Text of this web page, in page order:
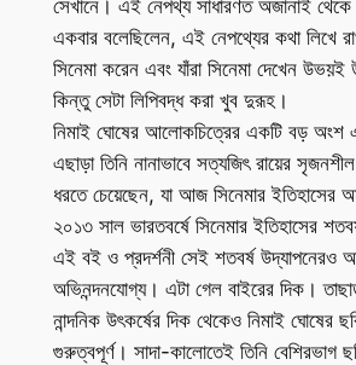
সেখানে। এই নেপথ্য সাধারণত অজানাই থেকে
একবার বলেছিলেন, এই নেপথ্যের কথা লিখে
সিনেমা করেন এবং যাঁরা সিনেমা দেখেন
কিন্তু সেটা লিপিবদ্ধ করা খুব দুরূহ।
নিমাই ঘোষের আলোকচিত্রের একটি বড় অংশ
এছাড়া তিনি নানাভাবে সত্যজিৎ রায়ের
ধরতে চেয়েছেন, যা আজ সিনেমার
২০১৩ সাল ভারতবর্ষে সিনেমার ইতিহাসের
এই বই ও প্রদর্শনী সেই শতবর্ষ উদ্যাপনেরও
অভিনন্দনযোগ্য। এটা গেল বাইরের দিক।
নান্দনিক উৎকর্ষের দিক থেকেও নিমাই ঘোষের
গুরুত্বপূর্ণ। সাদা-কালোতেই তিনি বেশিরভাগ